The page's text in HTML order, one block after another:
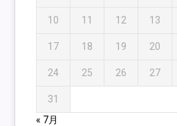
10 11 12 13
17 18 19 20
24 25 26 27
31
« 7月